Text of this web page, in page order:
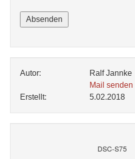
Autor:
Ralf Jannke
Mail senden
Erstellt:
5.02.2018
DSC-S75